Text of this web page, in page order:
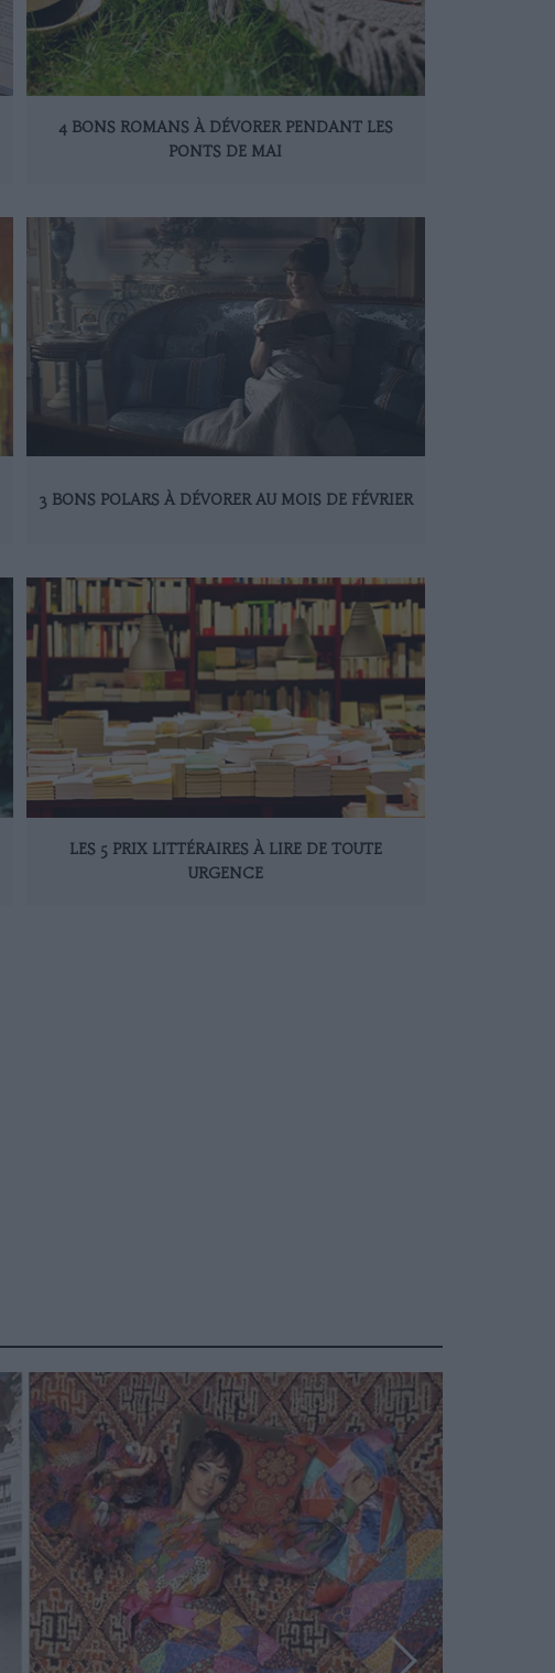
4 BONS ROMANS À DÉVORER PENDANT LES
PONTS DE MAI
3 BONS POLARS À DÉVORER AU MOIS DE FÉVRIER
LES 5 PRIX LITTÉRAIRES À LIRE DE TOUTE
URGENCE